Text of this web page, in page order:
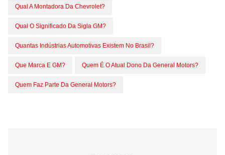
Qual A Montadora Da Chevrolet?
Qual O Significado Da Sigla GM?
Quantas Indústrias Automotivas Existem No Brasil?
Que Marca E GM? Quem É O Atual Dono Da General Motors?
Quem Faz Parte Da General Motors?